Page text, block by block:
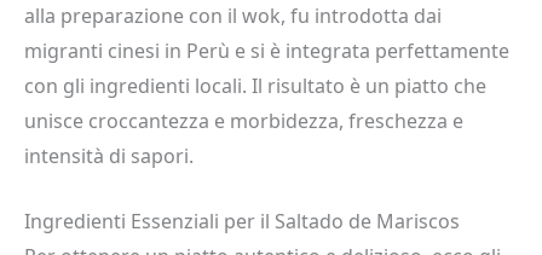
alla preparazione con il wok, fu introdotta dai
migranti cinesi in Perù e si è integrata perfettamente
con gli ingredienti locali. Il risultato è un piatto che
unisce croccantezza e morbidezza, freschezza e
intensità di sapori.
Ingredienti Essenziali per il Saltado de Mariscos